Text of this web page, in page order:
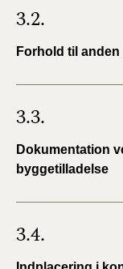
3.2.
Forhold til
3.3.
Dokumentation
byggetilladelse
3.4.